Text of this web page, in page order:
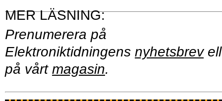
Prenumerera på
Elektroniktidningens nyhetsbrev
på vårt magasin.